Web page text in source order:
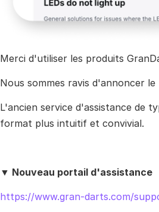
Merci d'utiliser les produits
Nous sommes ravis d'annoncer
L'ancien service d'assistance de
format plus intuitif et convivial.
▼ Nouveau portail d'assistance
https://www.gran-darts.com/